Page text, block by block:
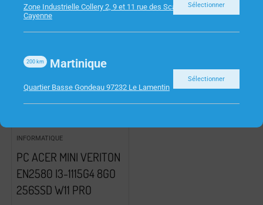
INFORMATIQUE
PC ACER MINI VERITON
EN2580 I3-1115G4 8GO
256SSD W11 PRO
Zone Industrielle Collery 2, 9 et 11 rue des Scarabees 97300
Cayenne
Sélectionner
Martinique
200 km
Quartier Basse Gondeau 97232 Le Lamentin
Sélectionner